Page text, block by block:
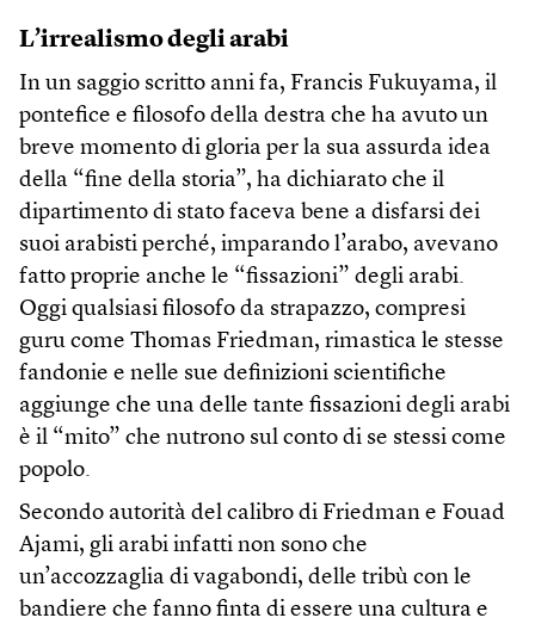
L’irrealismo degli arabi
In un saggio scritto anni fa, Francis Fukuyama, il
pontefice e filosofo della destra che ha avuto un
breve momento di gloria per la sua assurda idea
della “fine della storia”, ha dichiarato che il
dipartimento di stato faceva bene a disfarsi dei
suoi arabisti perché, imparando l’arabo, avevano
fatto proprie anche le “fissazioni” degli arabi.
Oggi qualsiasi filosofo da strapazzo, compresi
guru come Thomas Friedman, rimastica le stesse
fandonie e nelle sue definizioni scientifiche
aggiunge che una delle tante fissazioni degli arabi
è il “mito” che nutrono sul conto di se stessi come
popolo.
Secondo autorità del calibro di Friedman e Fouad
Ajami, gli arabi infatti non sono che
un’accozzaglia di vagabondi, delle tribù con le
bandiere che fanno finta di essere una cultura e